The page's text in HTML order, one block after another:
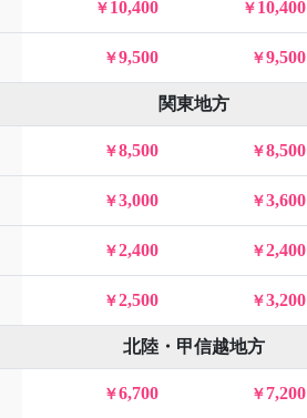
10,400 10,400
9,500 9,500
関東地方
8,500 8,500
3,000 3,600
2,400 2,400
2,500 3,200
北陸・甲信越地方
6,700 7,200